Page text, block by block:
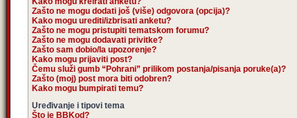
Zašto ne mogu dodati još (više) odgovora (opcija)?
Kako mogu urediti/izbrisati anketu?
Zašto ne mogu pristupiti tematskom forumu?
Zašto ne mogu dodavati privitke?
Zašto sam dobio/la upozorenje?
Kako mogu prijaviti post?
Čemu služi gumb “Pohrani” prilikom postanja/pisanja poruke(a)?
Zašto (moj) post mora biti odobren?
Kako mogu bumpirati temu?
Uređivanje i tipovi tema
Što je BBKod?